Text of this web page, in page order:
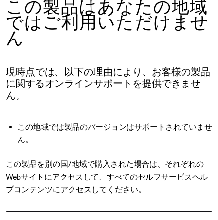
この製品はあなたの地域
ではご利用いただけませ
ん
現時点では、以下の理由により、お客様の製品
に関するオンラインサポートを提供できませ
ん。
この地域では製品のバージョンはサポートされていませ
ん。
この製品を別の国/地域で購入された場合は、それぞれの
Webサイトにアクセスして、すべてのセルフサービスヘル
プコンテンツにアクセスしてください。